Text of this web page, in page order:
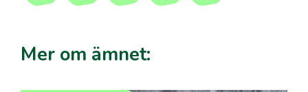
Mer om ämnet: